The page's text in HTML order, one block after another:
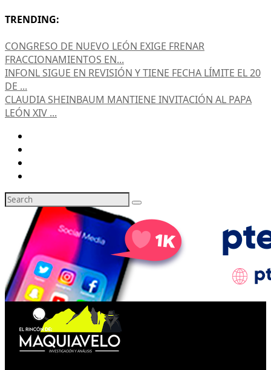
TRENDING:
CONGRESO DE NUEVO LEÓN EXIGE FRENAR
FRACCIONAMIENTOS EN...
INFONL SIGUE EN REVISIÓN Y TIENE FECHA LÍMITE EL 20
DE ...
CLAUDIA SHEINBAUM MANTIENE INVITACIÓN AL PAPA
LEÓN XIV ...